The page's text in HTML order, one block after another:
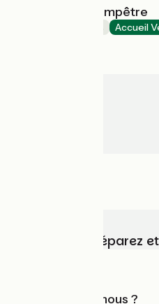
La Closerie Champêtre
Accueil
Choisissez, préparez
Qui sommes-nous ?